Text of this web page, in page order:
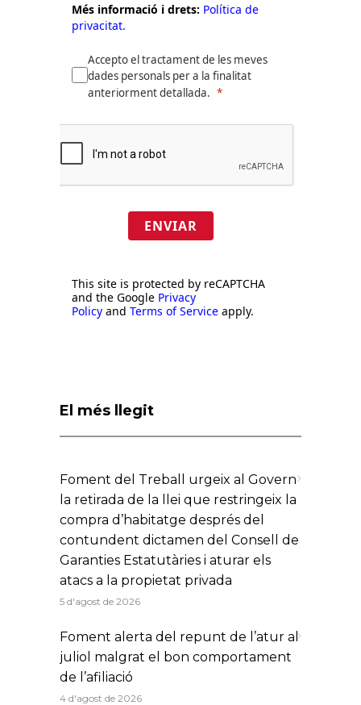
Més informació i drets: Política de
privacitat.
Accepto el tractament de les meves
dades personals per a la finalitat
anteriorment detallada.
ENVIAR
This site is protected by reCAPTCHA
and the Google Privacy
Policy and Terms of Service apply.
El més llegit
Foment del Treball urgeix al Govern
la retirada de la llei que restringeix la
compra d’habitatge després del
contundent dictamen del Consell de
Garanties Estatutàries i aturar els
atacs a la propietat privada
5 d'agost de 2026
Foment alerta del repunt de l’atur al
juliol malgrat el bon comportament
de l’afiliació
4 d'agost de 2026